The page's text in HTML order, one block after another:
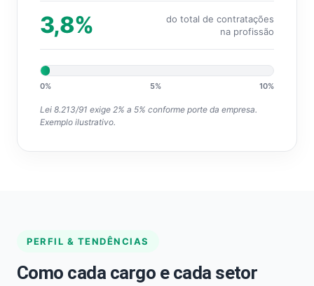
3,8%
do total de contratações
na profissão
0% 5% 10%
Lei 8.213/91 exige 2% a 5% conforme porte da empresa.
Exemplo ilustrativo.
PERFIL & TENDÊNCIAS
Como cada cargo e cada setor